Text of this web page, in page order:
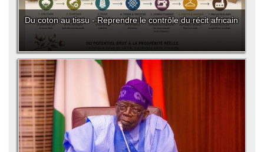
Du coton au tissu - Reprendre le contrôle du récit africain